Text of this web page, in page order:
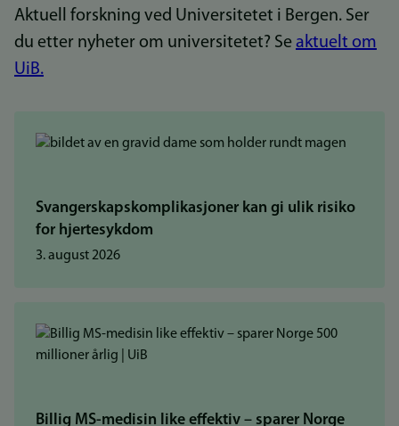
Aktuell forskning ved Universitetet i Bergen. Ser
du etter nyheter om universitetet? Se aktuelt om
UiB.
Svangerskapskomplikasjoner kan gi ulik risiko
for hjertesykdom
3. august 2026
Billig MS-medisin like effektiv – sparer Norge